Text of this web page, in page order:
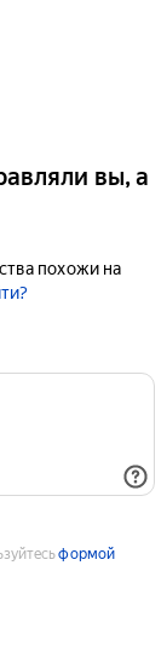
вы, а
похожи на
формой